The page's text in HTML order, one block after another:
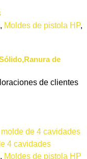
, Moldes de pistola HP,
de
de clientes
, Moldes de pistola HP